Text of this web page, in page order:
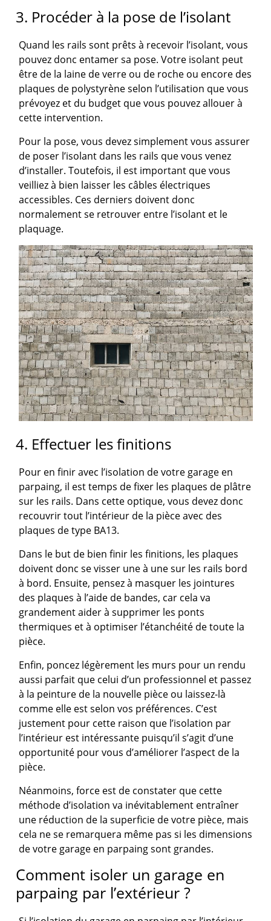
3. Procéder à la pose de l’isolant
Quand les rails sont prêts à recevoir l’isolant, vous
pouvez donc entamer sa pose. Votre isolant peut
être de la laine de verre ou de roche ou encore des
plaques de polystyrène selon l’utilisation que vous
prévoyez et du budget que vous pouvez allouer à
cette intervention.
Pour la pose, vous devez simplement vous assurer
de poser l’isolant dans les rails que vous venez
d’installer. Toutefois, il est important que vous
veilliez à bien laisser les câbles électriques
accessibles. Ces derniers doivent donc
normalement se retrouver entre l’isolant et le
plaquage.
4. Effectuer les finitions
Pour en finir avec l’isolation de votre garage en
parpaing, il est temps de fixer les plaques de plâtre
sur les rails. Dans cette optique, vous devez donc
recouvrir tout l’intérieur de la pièce avec des
plaques de type BA13.
Dans le but de bien finir les finitions, les plaques
doivent donc se visser une à une sur les rails bord
à bord. Ensuite, pensez à masquer les jointures
des plaques à l’aide de bandes, car cela va
grandement aider à supprimer les ponts
thermiques et à optimiser l’étanchéité de toute la
pièce.
Enfin, poncez légèrement les murs pour un rendu
aussi parfait que celui d’un professionnel et passez
à la peinture de la nouvelle pièce ou laissez-là
comme elle est selon vos préférences. C’est
justement pour cette raison que l’isolation par
l’intérieur est intéressante puisqu’il s’agit d’une
opportunité pour vous d’améliorer l’aspect de la
pièce.
Néanmoins, force est de constater que cette
méthode d’isolation va inévitablement entraîner
une réduction de la superficie de votre pièce, mais
cela ne se remarquera même pas si les dimensions
de votre garage en parpaing sont grandes.
Comment isoler un garage en
parpaing par l’extérieur ?